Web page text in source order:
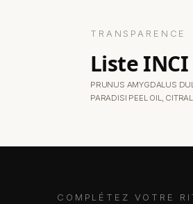
TRANSPARENCE
liste INCI
PRUNUS AMYGDALUS
PARADISI PEEL OIL,
COMPLÉTEZ VOTRE